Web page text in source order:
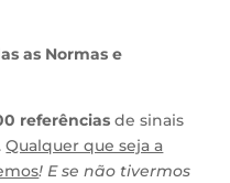
as Normas e
referências de sinais
Qualquer que seja a
! E se não tivermos